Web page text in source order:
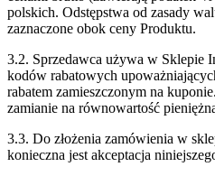
polskich. Odstępstwa od zasady
zaznaczone obok ceny Produktu.
3.2. Sprzedawca używa w Sklepie
kodów rabatowych
rabatem zamieszczonym na
zamianie na równowartość
3.3. Do złożenia zamówienia w
konieczna jest akceptacja